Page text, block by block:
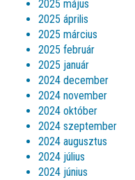
2025 május
2025 április
2025 március
2025 február
2025 január
2024 december
2024 november
2024 október
2024 szeptember
2024 augusztus
2024 július
2024 június